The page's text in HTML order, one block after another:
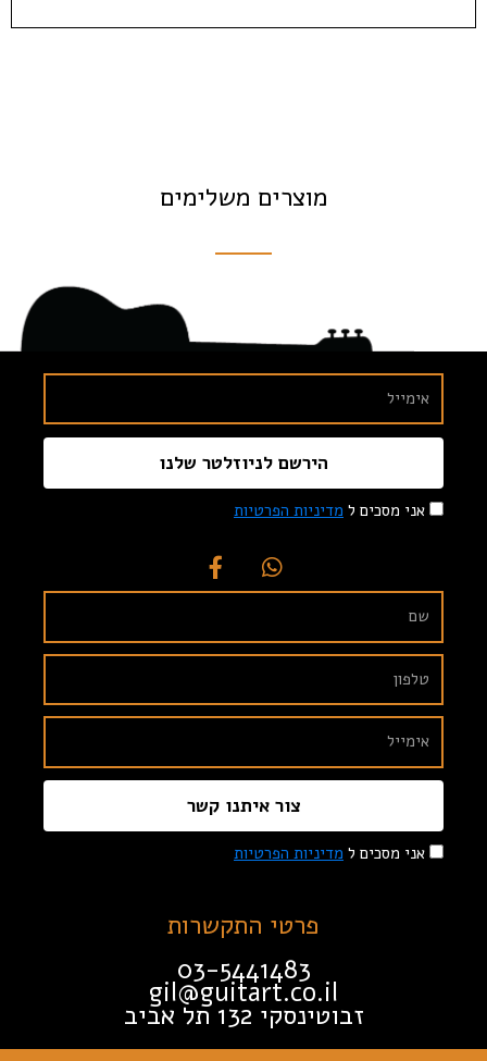
מוצרים משלימים
אני מסכים ל מדיניות הפרטיות
הירשם לניוזלטר שלנו
אני מסכים ל מדיניות הפרטיות
צור איתנו קשר
פרטי התקשרות
03-5441483
gil@guitart.co.il
זבוטינסקי 132 תל אביב